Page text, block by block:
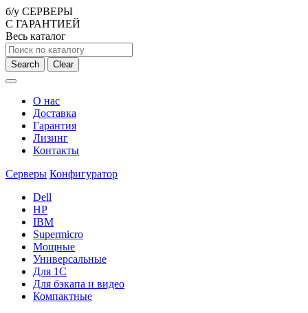
б/у СЕРВЕРЫ
С ГАРАНТИЕЙ
Весь каталог
Search Clear
О нас
Доставка
Гарантия
Лизинг
Контакты
Серверы Конфигуратор
Dell
HP
IBM
Supermicro
Мощные
Универсальные
Для 1С
Для бэкапа и видео
Компактные